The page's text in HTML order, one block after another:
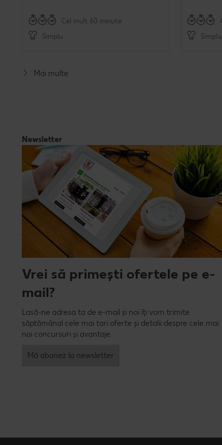
Cel mult 60 minute
Simplu
Simplu
Mai multe
Newsletter
Vrei să primești ofertele pe e-
mail?
Lasă-ne adresa ta de e-mail și noi îți vom trimite
săptămânal cele mai tari oferte și detalii despre cele mai
noi concursuri și avantaje.
Mă abonez la newsletter